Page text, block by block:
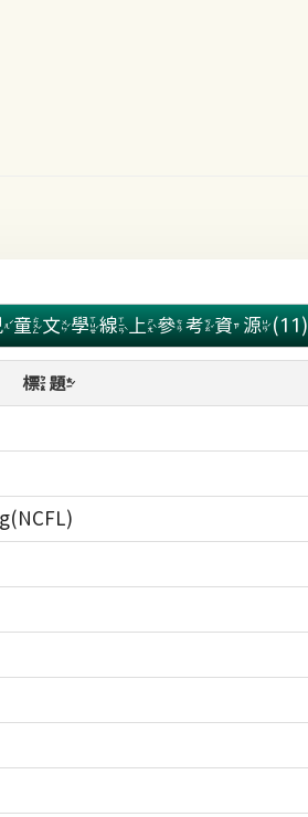
童文學線上參考資源(11)
標題